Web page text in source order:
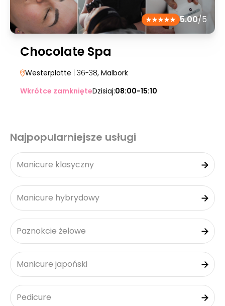
5.00/5
Chocolate Spa
Westerplatte | 36-38, Malbork
Wkrótce zamknięteDzisiaj:08:00-15:10
Najpopularniejsze usługi
Manicure klasyczny
Manicure hybrydowy
Paznokcie żelowe
Manicure japoński
Pedicure